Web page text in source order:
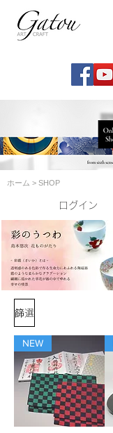
ホーム > SHOP
ログイン
篩選
NEW